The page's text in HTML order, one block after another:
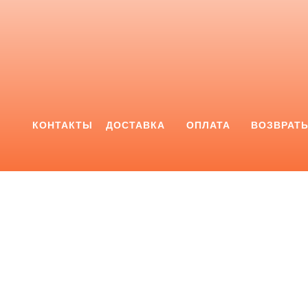
КОНТАКТЫ ДОСТАВКА ОПЛАТА